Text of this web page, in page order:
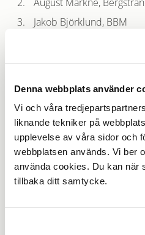
Denna webbplats använder
Vi och våra
liknande tekniker på
upplevelse av våra sidor och
webbplatsen används. Vi ber
använda cookies. Du kan när
tillbaka ditt samtycke.
Jakob Björklund, BBM
Anton Broqvist, Emil
Kungsmadskolan
Meja Brunsmo, Hampus
Kronström, Törnströmska
Viktor Axelsson, Alfred
Taserudsgymnasiet